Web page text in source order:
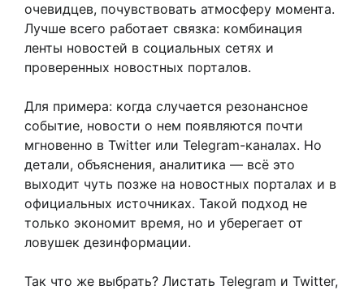
очевидцев, почувствовать атмосферу момента.
Лучше всего работает связка: комбинация
ленты новостей в социальных сетях и
проверенных новостных порталов.
Для примера: когда случается резонансное
событие, новости о нем появляются почти
мгновенно в Twitter или Telegram-каналах. Но
детали, объяснения, аналитика — всё это
выходит чуть позже на новостных порталах и в
официальных источниках. Такой подход не
только экономит время, но и уберегает от
ловушек дезинформации.
Так что же выбрать? Листать Telegram и Twitter,